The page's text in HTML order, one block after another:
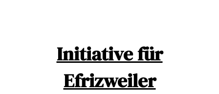
Initiative für
Efrizweiler